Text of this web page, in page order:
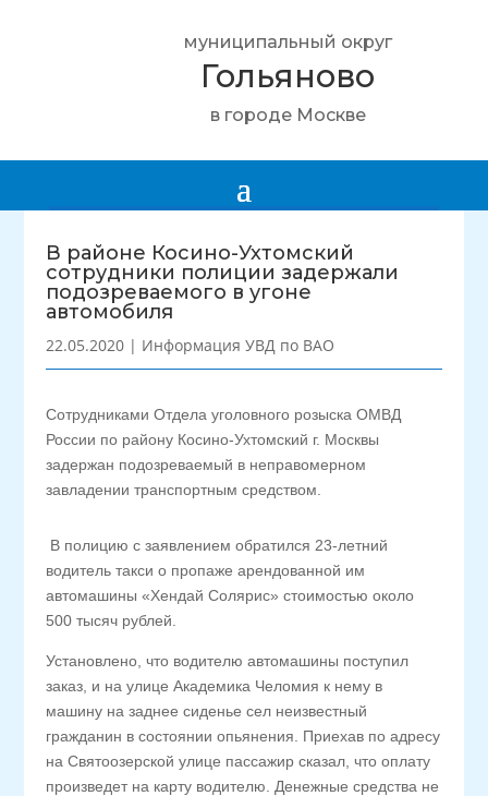
муниципальный округ
Гольяново
в городе Москве
В районе Косино-Ухтомский
сотрудники полиции задержали
подозреваемого в угоне
автомобиля
22.05.2020 | Информация УВД по ВАО
Сотрудниками Отдела уголовного розыска ОМВД
России по району Косино-Ухтомский г. Москвы
задержан подозреваемый в неправомерном
завладении транспортным средством.
В полицию с заявлением обратился 23-летний
водитель такси о пропаже арендованной им
автомашины «Хендай Солярис» стоимостью около
500 тысяч рублей.
Установлено, что водителю автомашины поступил
заказ, и на улице Академика Челомия к нему в
машину на заднее сиденье сел неизвестный
гражданин в состоянии опьянения. Приехав по адресу
на Святоозерской улице пассажир сказал, что оплату
произведет на карту водителю. Денежные средства не